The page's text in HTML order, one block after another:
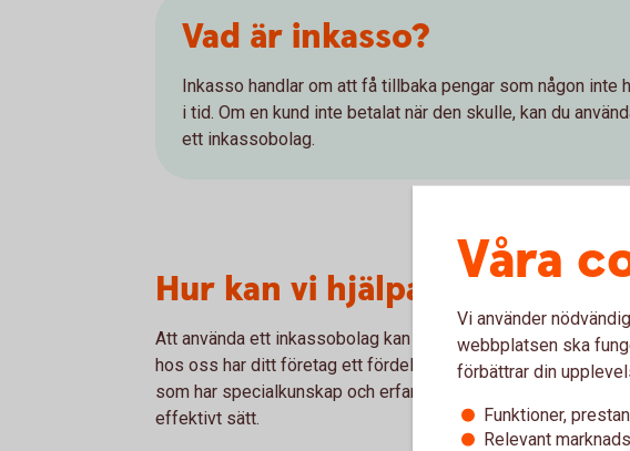
Vad är inkasso?
Inkasso handlar om att få tillbaka pengar som någon inte
i tid. Om en kund inte betalat när den skulle, kan du
ett inkassobolag.
Hur kan vi hjälpa dig?
Att använda ett inkassobolag kan vara fördelaktigt när en
hos oss har ditt företag ett fördelaktigt upplägg och pris hos
som har specialkunskap och erfarenhet av att driva in
effektivt sätt.
Våra
Vi använder
webbplatsen ska
förbättrar din
Funktioner,
Relevant